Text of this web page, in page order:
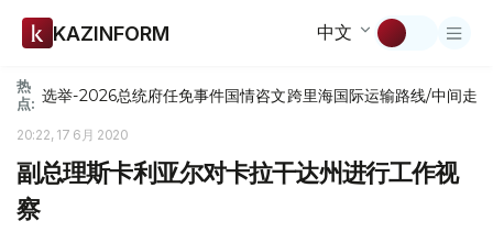
KAZINFORM 中文
热
点: 选举-2026总统府任免事件国情咨文跨里海国际运输路线/中间走廊
20:22, 17 6月 2020
副总理斯卡利亚尔对卡拉干达州进行工作视
察